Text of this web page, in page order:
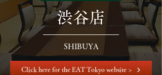
渋谷店
SHIBUYA
Click here for the EAT Tokyo website >